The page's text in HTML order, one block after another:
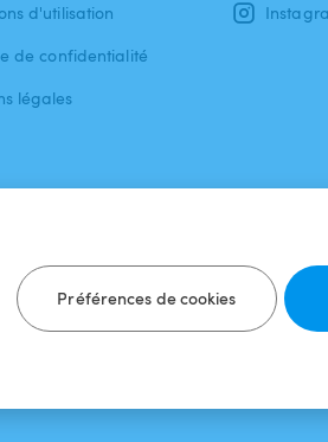
Préférences de cookies
d'utilisation
de confidentialité
légales